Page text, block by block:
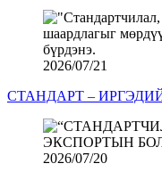
2026/07/21
СТАНДАРТ –
2026/07/20